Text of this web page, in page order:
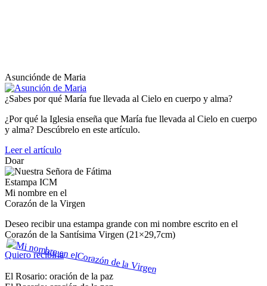
Asunciónde de Maria
¿Sabes por qué María fue llevada al Cielo en cuerpo y alma?
¿Por qué la Iglesia enseña que María fue llevada al Cielo en cuerpo
y alma? Descúbrelo en este artículo.
Leer el artículo
Doar
Estampa ICM
Mi nombre en el
Corazón de la Virgen
Deseo recibir una estampa grande con mi nombre escrito en el
Corazón de la Santísima Virgen (21×29,7cm)
Quiero recibirla
El Rosario: oración de la paz